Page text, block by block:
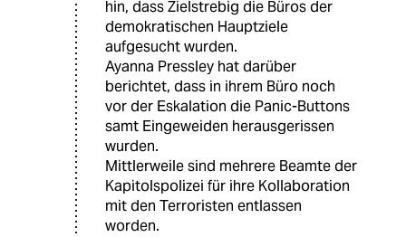
hin, dass Zielstrebig die Büros der
demokratischen Hauptziele
aufgesucht wurden.
Ayanna Pressley hat darüber
berichtet, dass in ihrem Büro noch
vor der Eskalation die Panic-Buttons
samt Eingeweiden herausgerissen
wurden.
Mittlerweile sind mehrere Beamte der
Kapitolspolizei für ihre Kollaboration
mit den Terroristen entlassen
worden.